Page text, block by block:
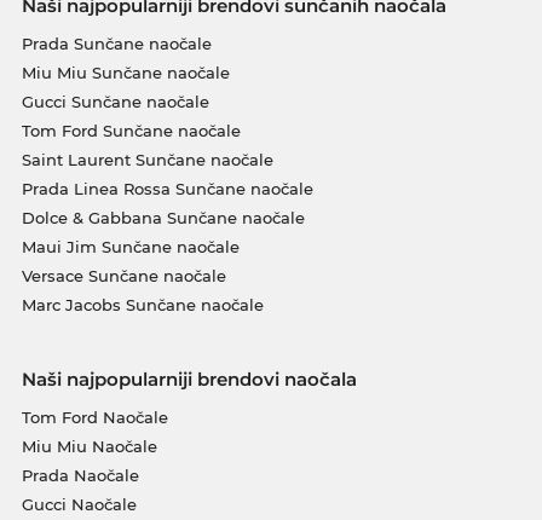
Naši najpopularniji brendovi sunčanih naočala
Prada Sunčane naočale
Miu Miu Sunčane naočale
Gucci Sunčane naočale
Tom Ford Sunčane naočale
Saint Laurent Sunčane naočale
Prada Linea Rossa Sunčane naočale
Dolce & Gabbana Sunčane naočale
Maui Jim Sunčane naočale
Versace Sunčane naočale
Marc Jacobs Sunčane naočale
Naši najpopularniji brendovi naočala
Tom Ford Naočale
Miu Miu Naočale
Prada Naočale
Gucci Naočale